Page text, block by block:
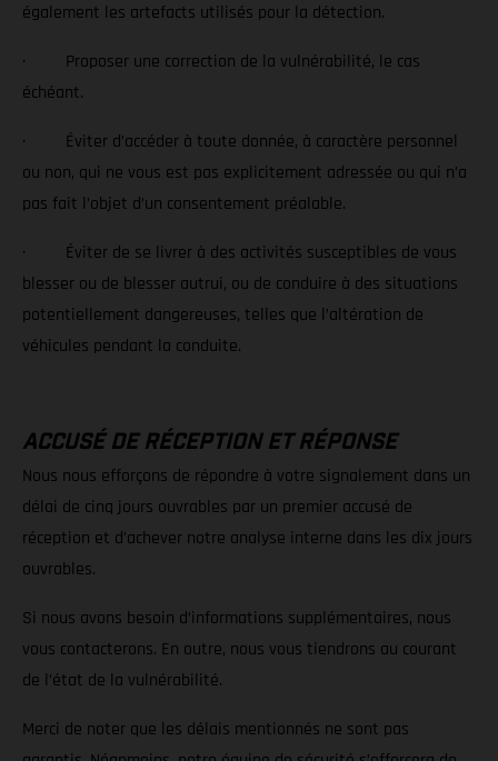
également les artefacts utilisés pour la détection.
· Proposer une correction de la vulnérabilité, le cas
échéant.
· Éviter d’accéder à toute donnée, à caractère personnel
ou non, qui ne vous est pas explicitement adressée ou qui n’a
pas fait l’objet d’un consentement préalable.
· Éviter de se livrer à des activités susceptibles de vous
blesser ou de blesser autrui, ou de conduire à des situations
potentiellement dangereuses, telles que l’altération de
véhicules pendant la conduite.
ACCUSÉ DE RÉCEPTION ET RÉPONSE
Nous nous efforçons de répondre à votre signalement dans un
délai de cinq jours ouvrables par un premier accusé de
réception et d’achever notre analyse interne dans les dix jours
ouvrables.
Si nous avons besoin d’informations supplémentaires, nous
vous contacterons. En outre, nous vous tiendrons au courant
de l’état de la vulnérabilité.
Merci de noter que les délais mentionnés ne sont pas